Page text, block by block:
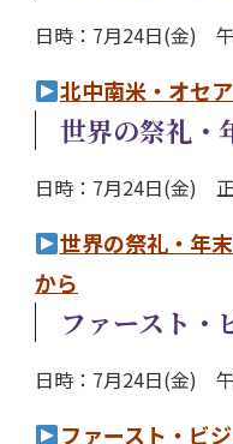
日時：7月24日(金)
北中南米・オセ
世界の祭礼・
日時：7月24日(金)
世界の祭礼・年
から
ファースト・
日時：7月24日(金)
ファースト・ビ